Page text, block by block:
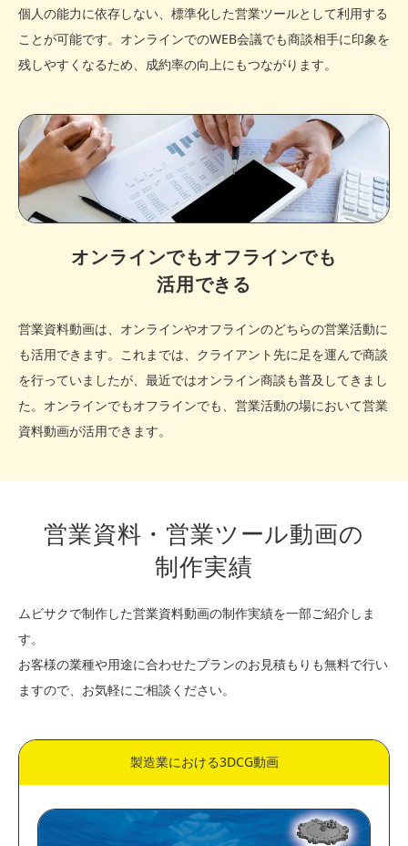
個人の能力に依存しない、標準化した営業ツールとして利用する
ことが可能です。オンラインでのWEB会議でも商談相手に印象を
残しやすくなるため、成約率の向上にもつながります。
オンラインでもオフラインでも
活用できる
営業資料動画は、オンラインやオフラインのどちらの営業活動に
も活用できます。これまでは、クライアント先に足を運んで商談
を行っていましたが、最近ではオンライン商談も普及してきまし
た。オンラインでもオフラインでも、営業活動の場において営業
資料動画が活用できます。
営業資料・営業ツール動画の
制作実績
ムビサクで制作した営業資料動画の制作実績を一部ご紹介しま
す。
お客様の業種や用途に合わせたプランのお見積もりも無料で行い
ますので、お気軽にご相談ください。
製造業における3DCG動画